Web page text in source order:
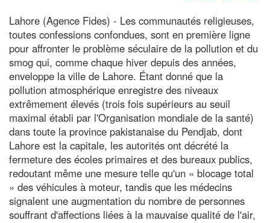
Lahore (Agence Fides) - Les communautés religieuses,
toutes confessions confondues, sont en première ligne
pour affronter le problème séculaire de la pollution et du
smog qui, comme chaque hiver depuis des années,
enveloppe la ville de Lahore. Étant donné que la
pollution atmosphérique enregistre des niveaux
extrêmement élevés (trois fois supérieurs au seuil
maximal établi par l'Organisation mondiale de la santé)
dans toute la province pakistanaise du Pendjab, dont
Lahore est la capitale, les autorités ont décrété la
fermeture des écoles primaires et des bureaux publics,
redoutant même une mesure telle qu'un « blocage total
» des véhicules à moteur, tandis que les médecins
signalent une augmentation du nombre de personnes
souffrant d'affections liées à la mauvaise qualité de l'air,